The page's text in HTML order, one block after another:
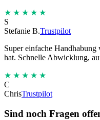
★★★★★
S
Stefanie B.Trustpilot
Super einfache
hat. Schnelle Abwicklung,
★★★★★
C
ChrisTrustpilot
Sind noch Fragen